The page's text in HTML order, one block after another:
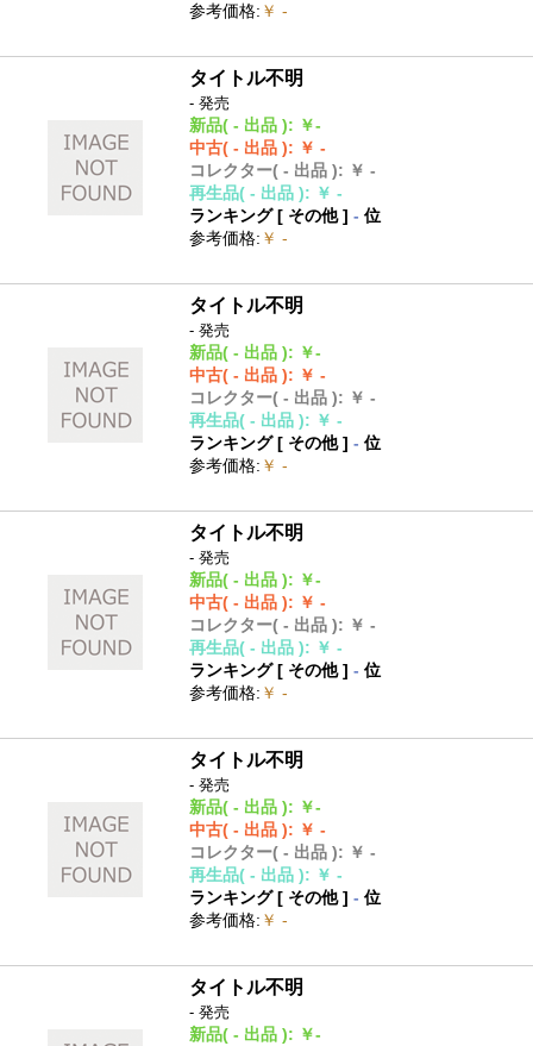
参考価格: ￥ -
タイトル不明
- 発売
新品( - 出品 ): ￥-
中古( - 出品 ): ￥ -
コレクター( - 出品 ): ￥ -
再生品( - 出品 ): ￥ -
ランキング [ その他]- 位
参考価格: ￥ -
タイトル不明
- 発売
新品( - 出品 ): ￥-
中古( - 出品 ): ￥ -
コレクター( - 出品 ): ￥ -
再生品( - 出品 ): ￥ -
ランキング [ その他]- 位
参考価格: ￥ -
タイトル不明
- 発売
新品( - 出品 ): ￥-
中古( - 出品 ): ￥ -
コレクター( - 出品 ): ￥ -
再生品( - 出品 ): ￥ -
ランキング [ その他]- 位
参考価格: ￥ -
タイトル不明
- 発売
新品( - 出品 ): ￥-
中古( - 出品 ): ￥ -
コレクター( - 出品 ): ￥ -
再生品( - 出品 ): ￥ -
ランキング [ その他]- 位
参考価格: ￥ -
タイトル不明
- 発売
新品( - 出品 ): ￥-